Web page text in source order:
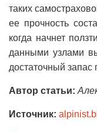
таких
ее прочность
когда начнет
данными узлами
достаточный запас
Автор статьи:
Источник: